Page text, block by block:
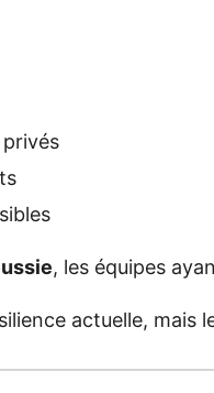
, les équipes
actuelle, mais